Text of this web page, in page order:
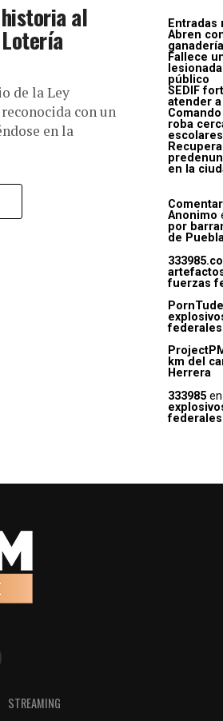
al
de la Ley
con un
en la
Entradas
Abren
Fallece
público
SEDIF
atender
roba
escolares
en la
Anonimo
por
de
fuerzas
PornTude
km del
Herrera
333985 en
STREAMING